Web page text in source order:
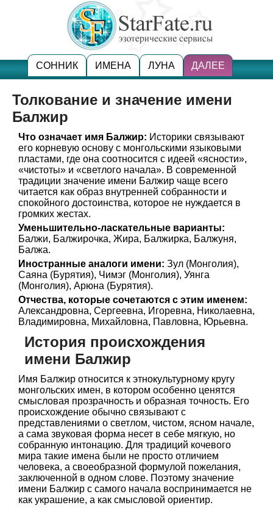
СОННИК ИМЕНА ЛУНА ДАЛЕЕ
Толкование и значение имени
Балжир
Что означает имя Балжир: Историки связывают
его корневую основу с монгольскими языковыми
пластами, где она соотносится с идеей «ясности»,
«чистоты» и «светлого начала». В современной
традиции значение имени Балжир чаще всего
читается как образ внутренней собранности и
спокойного достоинства, которое не нуждается в
громких жестах.
Уменьшительно-ласкательные варианты:
Балжи, Балжирочка, Жира, Балжирка, Балжуня,
Балжа.
Иностранные аналоги имени: Зул (Монголия),
Саяна (Бурятия), Чимэг (Монголия), Уянга
(Монголия), Арюна (Бурятия).
Отчества, которые сочетаются с этим именем:
Александровна, Сергеевна, Игоревна, Николаевна,
Владимировна, Михайловна, Павловна, Юрьевна.
История происхождения
имени Балжир
Имя Балжир относится к этнокультурному кругу
монгольских имен, в котором особенно ценятся
смысловая прозрачность и образная точность. Его
происхождение обычно связывают с
представлениями о светлом, чистом, ясном начале,
а сама звуковая форма несет в себе мягкую, но
собранную интонацию. Для традиций кочевого
мира такие имена были не просто отличием
человека, а своеобразной формулой пожелания,
заключенной в одном слове. Поэтому значение
имени Балжир с самого начала воспринимается не
как украшение, а как смысловой ориентир.